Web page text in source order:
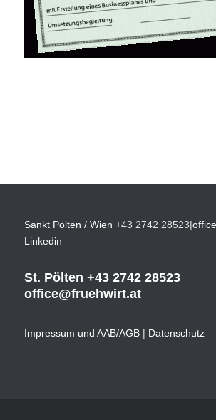
Sankt Pölten / Wien +43 2742 28523|
Linkedin
St. Pölten +43 2742 28523
office@fruehwirt.at
Impressum und AAB/AGB| Datenschutz